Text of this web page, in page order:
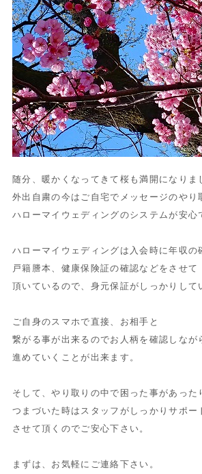
随分、暖かくなってきて桜も満開になりま
外出自粛の今はご自宅でメッセージのやり
ハローマイウェディングのシステムが安心
ハローマイウェディングは入会時に年収の
戸籍謄本、健康保険証の確認などをさせて
頂いているので、身元保証がしっかりして
ご自身のスマホで直接、お相手と
繋がる事が出来るのでお人柄を確認しなが
進めていくことが出来ます。
そして、やり取りの中で困った事があった
つまづいた時はスタッフがしっかりサポー
させて頂くのでご安心下さい。
まずは、お気軽にご連絡下さい。